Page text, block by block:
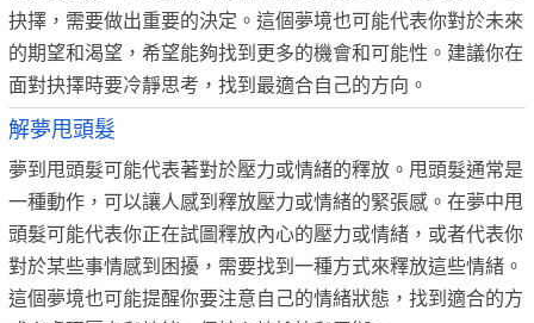
抉擇，需要做出重要的決定。這個夢境也可能代表你對於未來
的期望和渴望，希望能夠找到更多的機會和可能性。建議你在
面對抉擇時要冷靜思考，找到最適合自己的方向。
解夢甩頭髮
夢到甩頭髮可能代表著對於壓力或情緒的釋放。甩頭髮通常是
一種動作，可以讓人感到釋放壓力或情緒的緊張感。在夢中甩
頭髮可能代表你正在試圖釋放內心的壓力或情緒，或者代表你
對於某些事情感到困擾，需要找到一種方式來釋放這些情緒。
這個夢境也可能提醒你要注意自己的情緒狀態，找到適合的方